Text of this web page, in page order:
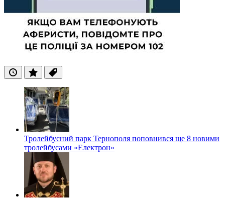
ОстанніПопулярні
Теги
Тролейбусний парк Тернополя поповнився ще 8 новими
тролейбусами «Електрон»